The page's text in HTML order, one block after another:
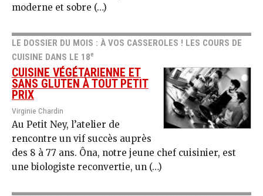
moderne et sobre (…)
LE DOSSIER DU MOIS : À VOS CASSEROLES ! LES COURS DE
CUISINE DANS LE 18e
CUISINE VÉGÉTARIENNE ET
SANS GLUTEN À TOUT PETIT
PRIX
Virginie Chardin
Au Petit Ney, l’atelier de
rencontre un vif succès auprès
des 8 à 77 ans. Ôna, notre jeune chef cuisinier, est
une biologiste reconvertie, un (…)